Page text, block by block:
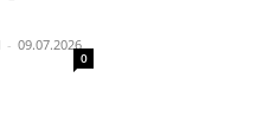
- 09.07.2026
0